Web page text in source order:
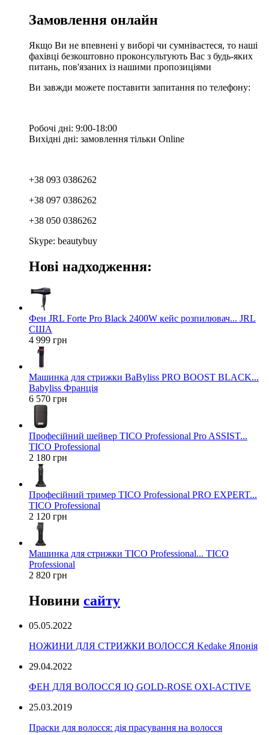
Замовлення онлайн
Якщо Ви не впевнені у виборі чи сумніваєтеся, то наші
фахівці безкоштовно проконсультують Вас з будь-яких
питань, пов'язаних із нашими пропозиціями
Ви завжди можете поставити запитання по телефону:
Робочі дні: 9:00-18:00
Вихідні дні: замовлення тільки Online
+38 093 0386262
+38 097 0386262
+38 050 0386262
Skype: beautybuy
Нові надходження:
Фен JRL Forte Pro Black 2400W кейс розпилювач... JRL
США
4 999 грн
Машинка для стрижки BaByliss PRO BOOST BLACK...
Babyliss Франція
6 570 грн
Професійний шейвер TICO Professional Pro ASSIST...
TICO Professional
2 180 грн
Професійний тример TICO Professional PRO EXPERT...
TICO Professional
2 120 грн
Машинка для стрижки TICO Professional... TICO
Professional
2 820 грн
Новини сайту
05.05.2022
НОЖИНИ ДЛЯ СТРИЖКИ ВОЛОССЯ Kedake Японія
29.04.2022
ФЕН ДЛЯ ВОЛОССЯ IQ GOLD-ROSE OXI-ACTIVE
25.03.2019
Праски для волосся: дія прасування на волосся